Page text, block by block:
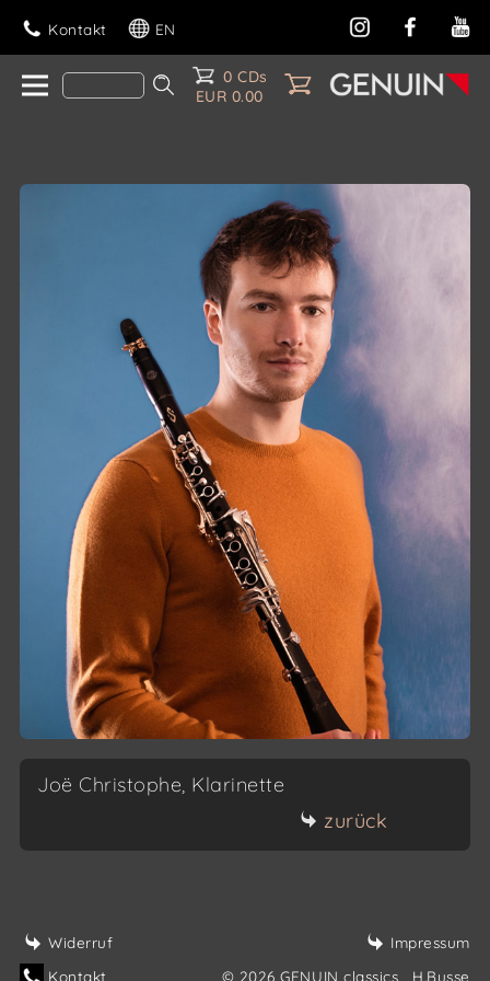
Kontakt EN
0 CDs
EUR 0.00
Joë Christophe, Klarinette
zurück
Widerruf
Kontakt
Impressum
© 2026 GENUIN classics
, H.Busse